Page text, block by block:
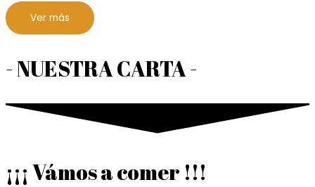
Ver más
- NUESTRA CARTA -
¡¡¡ Vámos a comer !!!